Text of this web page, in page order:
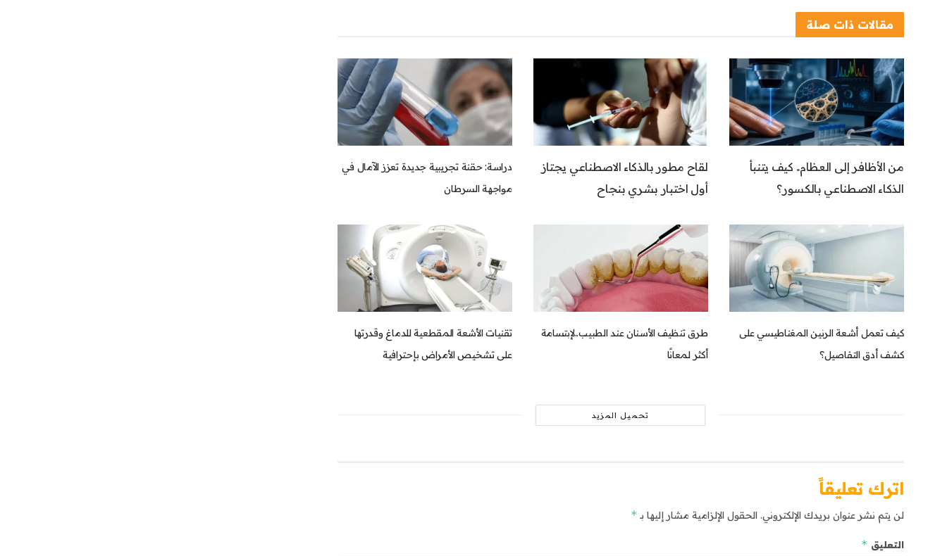
مقالاتذات صلة
من الأظافر إلى العظام.. كيف يتنبأ
الذكاء الاصطناعي بالكسور؟
لقاح مطور بالذكاء الاصطناعي يجتاز
أول اختبار بشري بنجاح
دراسة: حقنة تجريبية جديدة تعزز الآمال في
مواجهة السرطان
كيف تعمل أشعة الرنين المغناطيسي على
كشف أدق التفاصيل؟
طرق تنظيف الأسنان عند الطبيب..لإبتسامة
أكثر لمعانًا
تقنيات الأشعة المقطعية للدماغ وقدرتها
على تشخيص الأمراض بإحترافية
تحميل المزيد
اترك تعليقاً
لن يتم نشر عنوان بريدك الإلكتروني. الحقول الإلزامية مشار إليها بـ *
التعليق *